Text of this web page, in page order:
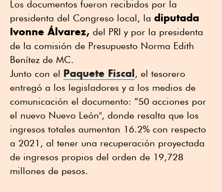
Los documentos fueron recibidos por la
presidenta del Congreso local, la diputada
Ivonne Álvarez, del PRI y por la presidenta
de la comisión de Presupuesto Norma Edith
Benítez de MC.
Junto con el Paquete Fiscal, el tesorero
entregó a los legisladores y a los medios de
comunicación el documento: “50 acciones por
el nuevo Nuevo León", donde resalta que los
ingresos totales aumentan 16.2% con respecto
a 2021, al tener una recuperación proyectada
de ingresos propios del orden de 19,728
millones de pesos.